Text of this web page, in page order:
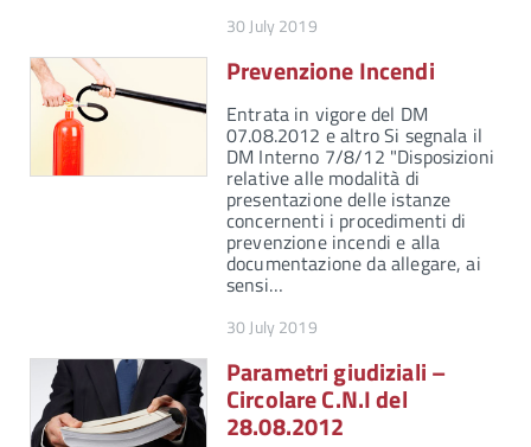
30 July 2019
Prevenzione Incendi
Entrata in vigore del DM
07.08.2012 e altro Si segnala il
DM Interno 7/8/12 "Disposizioni
relative alle modalità di
presentazione delle istanze
concernenti i procedimenti di
prevenzione incendi e alla
documentazione da allegare, ai
sensi…
30 July 2019
Parametri giudiziali –
Circolare C.N.I del
28.08.2012